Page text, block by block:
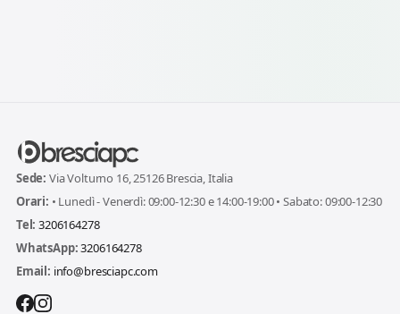
Sede: Via Volturno 16, 25126 Brescia, Italia
Orari: • Lunedì - Venerdì: 09:00-12:30 e 14:00-19:00 • Sabato: 09:00-12:30
Tel: 3206164278
WhatsApp:3206164278
Email: info@bresciapc.com